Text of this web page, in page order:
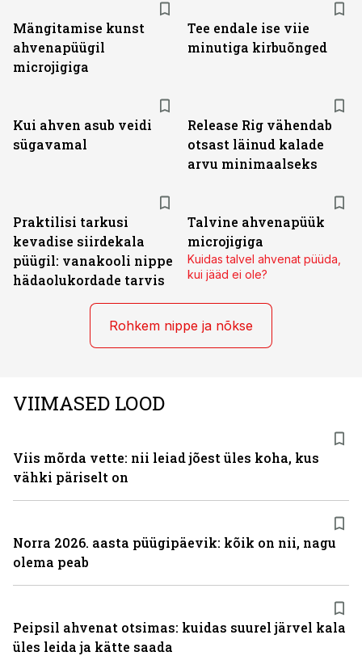
Mängitamise kunst
ahvenapüügil
microjigiga
Tee endale ise viie
minutiga kirbuõnged
Kui ahven asub veidi
sügavamal
Release Rig vähendab
otsast läinud kalade
arvu minimaalseks
Praktilisi tarkusi
kevadise siirdekala
püügil: vanakooli nippe
hädaolukordade tarvis
Talvine ahvenapüük
microjigiga
Kuidas talvel ahvenat püüda,
kui jääd ei ole?
Rohkem nippe ja nõkse
VIIMASED LOOD
Viis mõrda vette: nii leiad jõest üles koha, kus
vähki päriselt on
Norra 2026. aasta püügipäevik: kõik on nii, nagu
olema peab
Peipsil ahvenat otsimas: kuidas suurel järvel kala
üles leida ja kätte saada